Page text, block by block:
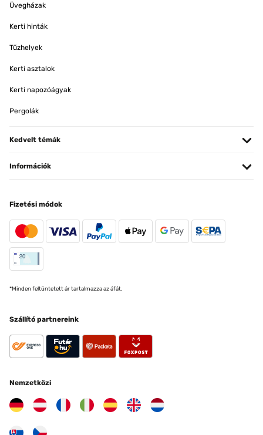
Üvegházak
Kerti hinták
Tűzhelyek
Kerti asztalok
Kerti napozóágyak
Pergolák
Kedvelt témák
Információk
Fizetési módok
*Minden feltüntetett ár tartalmazza az áfát.
Szállító partnereink
Nemzetközi